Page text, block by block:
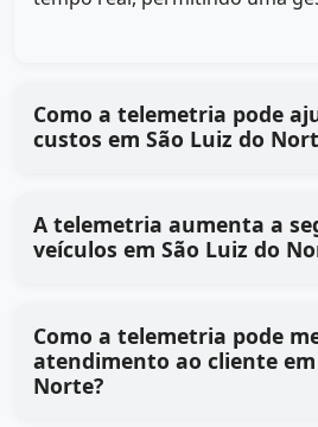
Como a telemetria pode
custos em São Luiz do
A telemetria aumenta a
veículos em São Luiz do
Como a telemetria pode
atendimento ao cliente em
Norte?